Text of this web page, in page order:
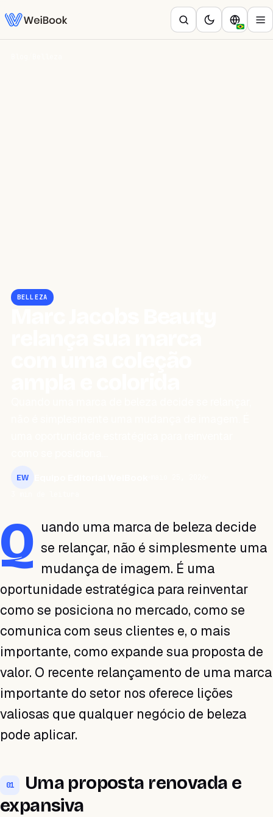
BELLEZA
EW
Q uando uma marca de beleza decide
se relançar, não é simplesmente uma
mudança de imagem. É uma
oportunidade estratégica para reinventar
como se posiciona no mercado, como se
comunica com seus clientes e, o mais
importante, como expande sua proposta de
valor. O recente relançamento de uma marca
importante do setor nos oferece lições
valiosas que qualquer negócio de beleza
pode aplicar.
01
Uma proposta renovada e
expansiva